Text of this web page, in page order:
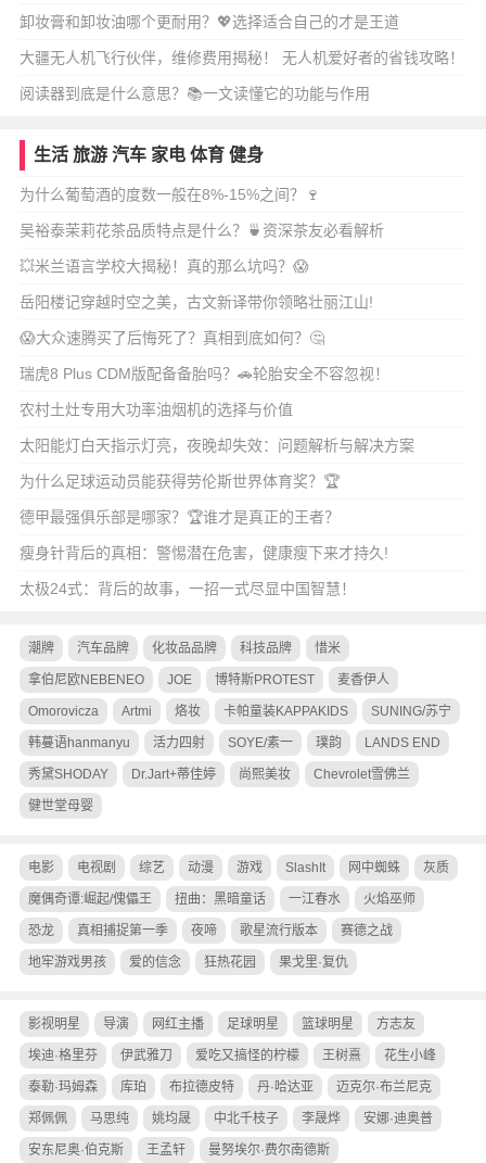
卸妆膏和卸妆油哪个更耐用？💖选择适合自己的才是王道
大疆无人机飞行伙伴，维修费用揭秘！ 无人机爱好者的省钱攻略！
阅读器到底是什么意思？📚一文读懂它的功能与作用
生活 旅游 汽车 家电 体育 健身
为什么葡萄酒的度数一般在8%-15%之间？🍷
吴裕泰茉莉花茶品质特点是什么？🍵资深茶友必看解析
💥米兰语言学校大揭秘！真的那么坑吗？😱
岳阳楼记穿越时空之美，古文新译带你领略壮丽江山!
😱大众速腾买了后悔死了？真相到底如何？🤔
瑞虎8 Plus CDM版配备备胎吗？🚗轮胎安全不容忽视！
农村土灶专用大功率油烟机的选择与价值
太阳能灯白天指示灯亮，夜晚却失效：问题解析与解决方案
为什么足球运动员能获得劳伦斯世界体育奖？🏆
德甲最强俱乐部是哪家？🏆谁才是真正的王者？
瘦身针背后的真相：警惕潜在危害，健康瘦下来才持久!
太极24式：背后的故事，一招一式尽显中国智慧！
潮牌 汽车品牌 化妆品品牌 科技品牌 惜米
拿伯尼欧NEBENEO JOE 博特斯PROTEST 麦香伊人
Omorovicza Artmi 烙妆 卡帕童装KAPPAKIDS SUNING/苏宁
韩蔓语hanmanyu 活力四射 SOYE/素一 璞韵 LANDS END
秀黛SHODAY Dr.Jart+蒂佳婷 尚熙美妆 Chevrolet雪佛兰
健世堂母婴
电影 电视剧 综艺 动漫 游戏 SlashIt 网中蜘蛛 灰质
魔偶奇谭:崛起/傀儡王 扭曲：黑暗童话 一江春水 火焰巫师
恐龙 真相捕捉第一季 夜啼 歌星流行版本 赛德之战
地牢游戏男孩 爱的信念 狂热花园 果戈里·复仇
影视明星 导演 网红主播 足球明星 篮球明星 方志友
埃迪·格里芬 伊武雅刀 爱吃又搞怪的柠檬 王树熹 花生小峰
泰勒·玛姆森 库珀 布拉德皮特 丹·哈达亚 迈克尔·布兰尼克
郑佩佩 马思纯 姚均晟 中北千枝子 李晟烨 安娜·迪奥普
安东尼奥·伯克斯 王孟轩 曼努埃尔·费尔南德斯